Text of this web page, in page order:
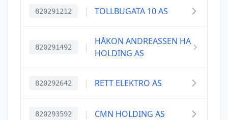
820291212 | TOLLBUGATA 10 AS
820291492 |
HÅKON ANDREASSEN HA
HOLDING AS
820292642 | RETT ELEKTRO AS
820293592 | CMN HOLDING AS